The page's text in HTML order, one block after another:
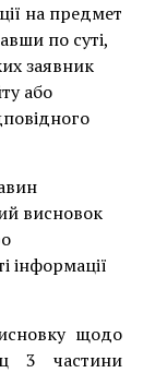
на предмет
по суті,
заявник
або
висновок
інформації
щодо
3 частини